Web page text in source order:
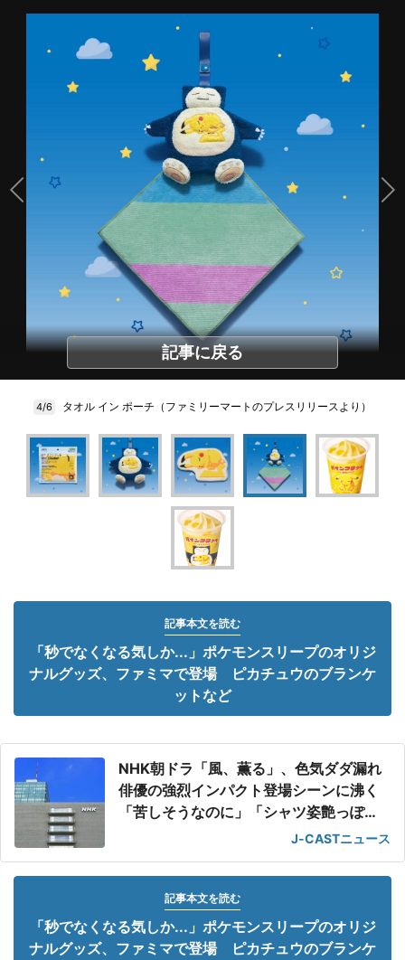
記事に戻る
4/6 タオル イン ポーチ（ファミリーマートのプレスリリースより）
記事本文を読む
「秒でなくなる気しか...」ポケモンスリープのオリジ
ナルグッズ、ファミマで登場 ピカチュウのブランケ
ットなど
NHK朝ドラ「風、薫る」、色気ダダ漏れ
俳優の強烈インパクト登場シーンに沸く
「苦しそうなのに」「シャツ姿艶っぽ
J-CASTニュース
記事本文を読む
「秒でなくなる気しか...」ポケモンスリープのオリジ
ナルグッズ、ファミマで登場 ピカチュウのブランケ